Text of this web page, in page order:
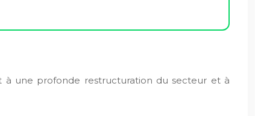
à une profonde restructuration du secteur et à